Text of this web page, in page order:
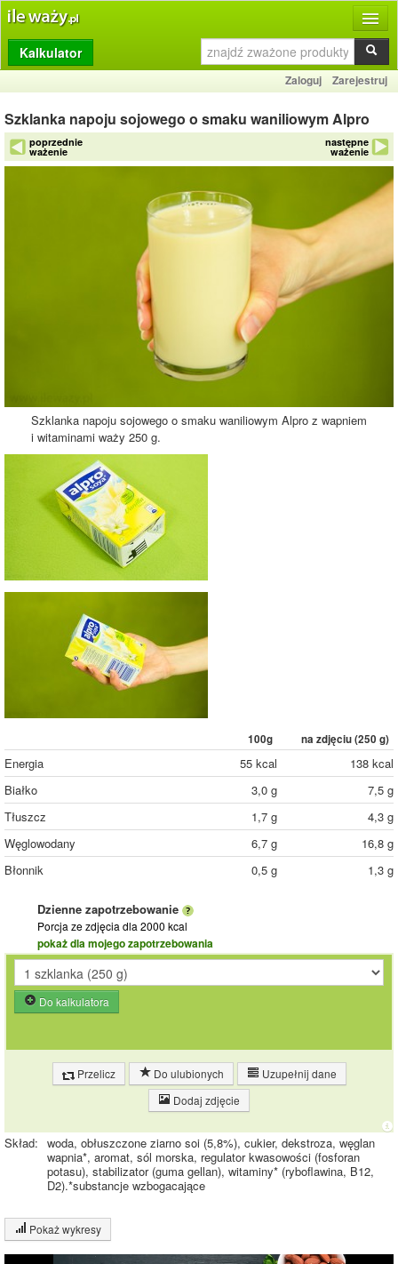
Produkty
Dziennik
Przelicznik
Porównywarka
Kalkulator
Zaloguj Zarejestruj
Szklanka napoju sojowego o smaku waniliowym Alpro
poprzednie
ważenie
następne
ważenie
Szklanka napoju sojowego o smaku waniliowym Alpro z wapniem
i witaminami waży 250 g.
100g na zdjęciu (250 g)
Energia 55 kcal
138 kcal
Białko
3,0 g
7,5 g
Tłuszcz
1,7 g
4,3 g
Węglowodany
6,7 g
16,8 g
Błonnik
0,5 g 1,3 g
Dzienne zapotrzebowanie
Porcja ze zdjęcia dla 2000 kcal
pokaż dla mojego zapotrzebowania
Do kalkulatora
Przelicz Do ulubionych
Uzupełnij dane
Dodaj zdjęcie
Skład: woda, obłuszczone ziarno soi (5,8%), cukier, dekstroza, węglan
wapnia*, aromat, sól morska, regulator kwasowości (fosforan
potasu), stabilizator (guma gellan), witaminy* (ryboflawina, B12,
D2).*substancje wzbogacające
Pokaż wykresy
Wykres składu produktu